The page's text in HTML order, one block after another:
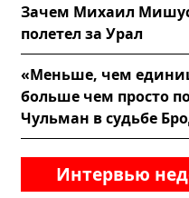
Зачем Михаил
полетел за Урал
«Меньше, чем
больше чем просто
Чульман в судьбе
Интервью